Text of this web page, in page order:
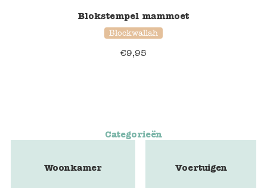
Blokstempel mammoet
Blockwallah
€9,95
Categorieën
Woonkamer Voertuigen